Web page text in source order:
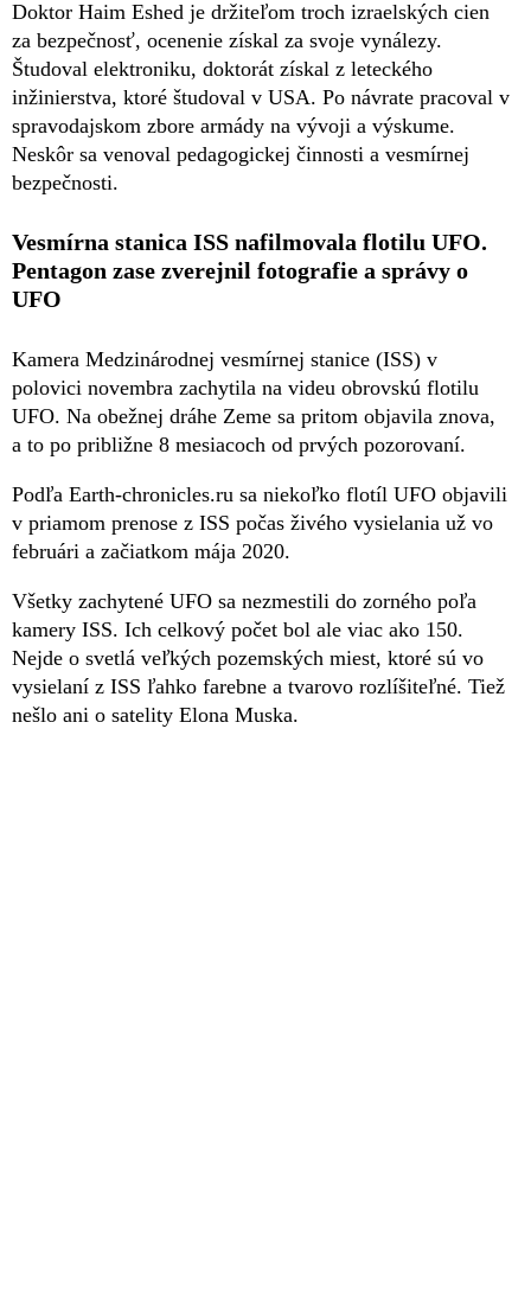
Doktor Haim Eshed je držiteľom troch izraelských cien
za bezpečnosť, ocenenie získal za svoje vynálezy.
Študoval elektroniku, doktorát získal z leteckého
inžinierstva, ktoré študoval v USA. Po návrate pracoval v
spravodajskom zbore armády na vývoji a výskume.
Neskôr sa venoval pedagogickej činnosti a vesmírnej
bezpečnosti.
Vesmírna stanica ISS nafilmovala flotilu UFO.
Pentagon zase zverejnil fotografie a správy o
UFO
Kamera Medzinárodnej vesmírnej stanice (ISS) v
polovici novembra zachytila na videu obrovskú flotilu
UFO. Na obežnej dráhe Zeme sa pritom objavila znova,
a to po približne 8 mesiacoch od prvých pozorovaní.
Podľa Earth-chronicles.ru sa niekoľko flotíl UFO objavili
v priamom prenose z ISS počas živého vysielania už vo
februári a začiatkom mája 2020.
Všetky zachytené UFO sa nezmestili do zorného poľa
kamery ISS. Ich celkový počet bol ale viac ako 150.
Nejde o svetlá veľkých pozemských miest, ktoré sú vo
vysielaní z ISS ľahko farebne a tvarovo rozlíšiteľné. Tiež
nešlo ani o satelity Elona Muska.